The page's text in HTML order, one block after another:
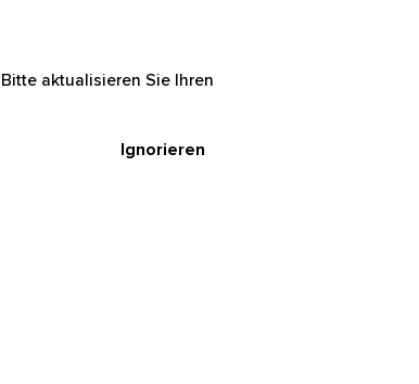
aktualisieren Sie Ihren
Ignorieren